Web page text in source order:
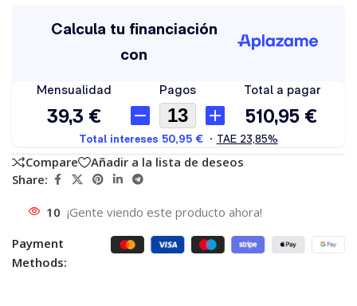
Compare
Añadir a la lista de deseos
Share:
10 ¡Gente viendo este producto ahora!
Payment
Methods: